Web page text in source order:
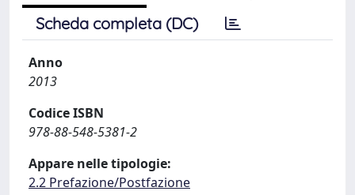
Scheda completa (DC)
Anno
2013
Codice ISBN
978-88-548-5381-2
Appare nelle tipologie:
2.2 Prefazione/Postfazione